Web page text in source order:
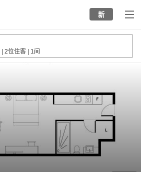
新
2位住客 1间